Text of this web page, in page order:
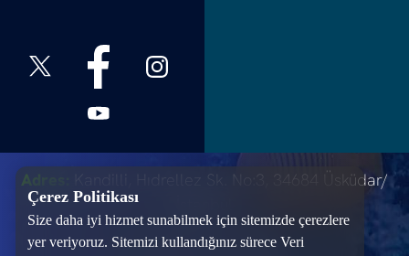
Adres:
Kandilli, Hıdrellez Sk. No:3, 34684 Üsküdar/
T:+90 216 651 20 00
Çerez Politikası
Size daha iyi hizmet sunabilmek için sitemizde çerezlere
yer veriyoruz. Sitemizi kullandığınız sürece Veri